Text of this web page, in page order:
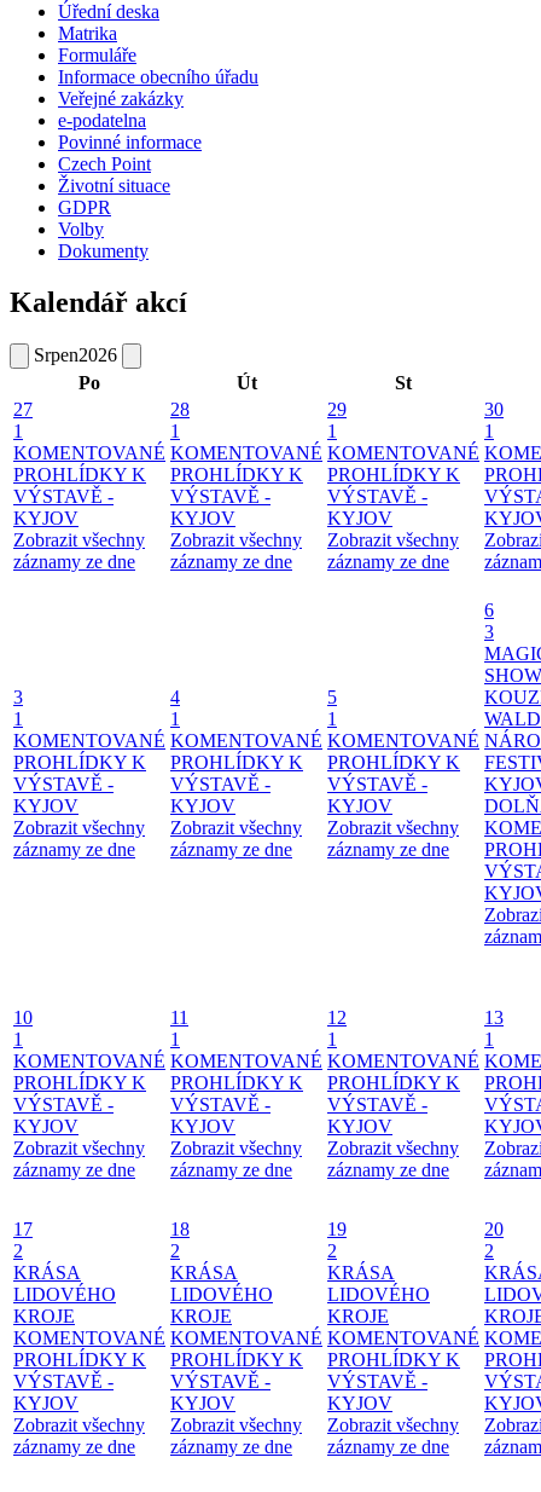
Úřední deska
Matrika
Formuláře
Informace obecního úřadu
Veřejné zakázky
e-podatelna
Povinné informace
Czech Point
Životní situace
GDPR
Volby
Dokumenty
Kalendář akcí
Srpen2026
Po
Út
St
27
1
KOMENTOVANÉ
PROHLÍDKY K
VÝSTAVĚ -
KYJOV
Zobrazit všechny
záznamy ze dne
28
1
KOMENTOVANÉ
PROHLÍDKY K
VÝSTAVĚ -
KYJOV
Zobrazit všechny
záznamy ze dne
29
1
KOMENTOVANÉ
PROHLÍDKY K
VÝSTAVĚ -
KYJOV
Zobrazit všechny
záznamy ze dne
30
1
3
1
KOMENTOVANÉ
PROHLÍDKY K
VÝSTAVĚ -
KYJOV
Zobrazit všechny
záznamy ze dne
4
1
KOMENTOVANÉ
PROHLÍDKY K
VÝSTAVĚ -
KYJOV
Zobrazit všechny
záznamy ze dne
5
1
KOMENTOVANÉ
PROHLÍDKY K
VÝSTAVĚ -
KYJOV
Zobrazit všechny
záznamy ze dne
6
3
10
1
KOMENTOVANÉ
PROHLÍDKY K
VÝSTAVĚ -
KYJOV
Zobrazit všechny
záznamy ze dne
11
1
KOMENTOVANÉ
PROHLÍDKY K
VÝSTAVĚ -
KYJOV
Zobrazit všechny
záznamy ze dne
12
1
KOMENTOVANÉ
PROHLÍDKY K
VÝSTAVĚ -
KYJOV
Zobrazit všechny
záznamy ze dne
13
1
17
2
KRÁSA
LIDOVÉHO
KROJE
KOMENTOVANÉ
PROHLÍDKY K
VÝSTAVĚ -
KYJOV
Zobrazit všechny
záznamy ze dne
18
2
KRÁSA
LIDOVÉHO
KROJE
KOMENTOVANÉ
PROHLÍDKY K
VÝSTAVĚ -
KYJOV
Zobrazit všechny
záznamy ze dne
19
2
KRÁSA
LIDOVÉHO
KROJE
KOMENTOVANÉ
PROHLÍDKY K
VÝSTAVĚ -
KYJOV
Zobrazit všechny
záznamy ze dne
20
2